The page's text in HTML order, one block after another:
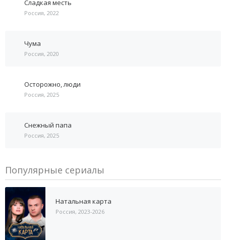
Сладкая месть
Россия, 2022
Чума
Россия, 2020
Осторожно, люди
Россия, 2025
Снежный папа
Россия, 2025
Популярные сериалы
Натальная карта
Россия, 2023-2026